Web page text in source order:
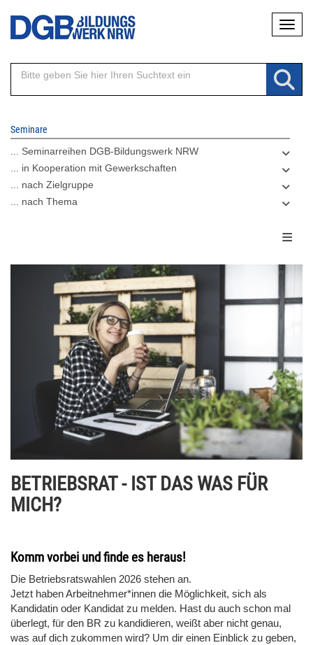
Direkt
Inhalt
Seminare
... Seminarreihen DGB-Bildungswerk NRW
... in Kooperation mit Gewerkschaften
... nach Zielgruppe
... nach Thema
BETRIEBSRAT - IST DAS WAS FÜR
MICH?
Komm vorbei und finde es heraus!
Die Betriebsratswahlen 2026 stehen an.
Jetzt haben Arbeitnehmer*innen die Möglichkeit, sich als
Kandidatin oder Kandidat zu melden. Hast du auch schon mal
überlegt, für den BR zu kandidieren, weißt aber nicht genau,
was auf dich zukommen wird? Um dir einen Einblick zu geben,